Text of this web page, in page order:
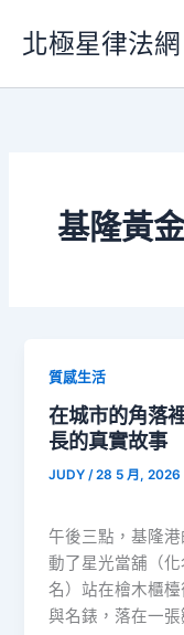
要
北極星律法網
基隆黃
質感生活
在城市的角落
長的真實故事
JUDY /28 5 月, 2026
午後三點，基隆
動了星光當舖（
名）站在檜木櫃
與名錶，落在一